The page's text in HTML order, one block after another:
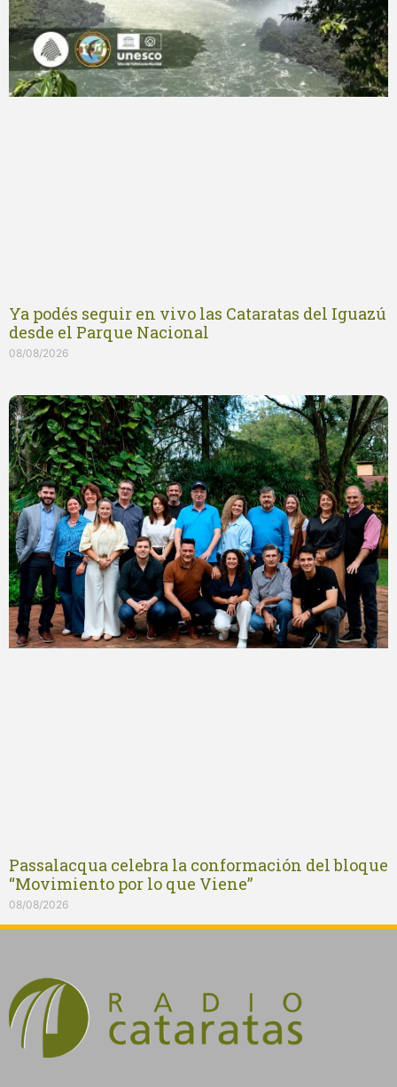
Ya podés seguir en vivo las Cataratas del Iguazú
desde el Parque Nacional
08/08/2026
Passalacqua celebra la conformación del bloque
“Movimiento por lo que Viene”
08/08/2026